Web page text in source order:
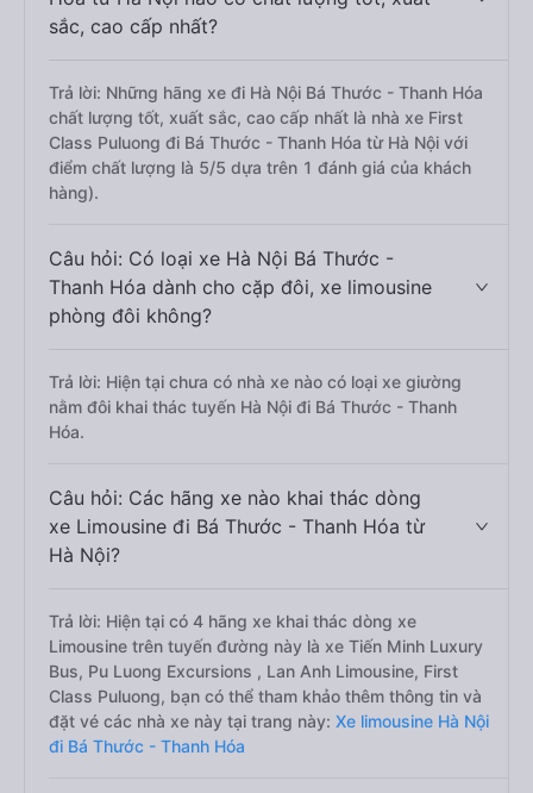
sắc, cao cấp nhất?
Trả lời: Những hãng xe đi Hà Nội Bá Thước - Thanh Hóa
chất lượng tốt, xuất sắc, cao cấp nhất là nhà xe First
Class Puluong đi Bá Thước - Thanh Hóa từ Hà Nội với
điểm chất lượng là 5/5 dựa trên 1 đánh giá của khách
hàng).
Câu hỏi: Có loại xe Hà Nội Bá Thước -
Thanh Hóa dành cho cặp đôi, xe limousine
phòng đôi không?
Trả lời: Hiện tại chưa có nhà xe nào có loại xe giường
nằm đôi khai thác tuyến Hà Nội đi Bá Thước - Thanh
Hóa.
Câu hỏi: Các hãng xe nào khai thác dòng
xe Limousine đi Bá Thước - Thanh Hóa từ
Hà Nội?
Trả lời: Hiện tại có 4 hãng xe khai thác dòng xe
Limousine trên tuyến đường này là xe Tiến Minh Luxury
Bus, Pu Luong Excursions , Lan Anh Limousine, First
Class Puluong, bạn có thể tham khảo thêm thông tin và
đặt vé các nhà xe này tại trang này: Xe limousine Hà Nội
đi Bá Thước - Thanh Hóa